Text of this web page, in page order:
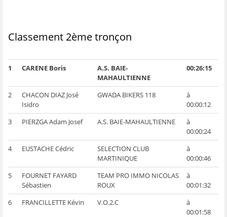
Classement 2ème tronçon
1 CARENE Boris
A.S. BAIE-
MAHAULTIENNE
00:26:15
2
CHACON DIAZ José
Isidro
GWADA BIKERS 118
à
00:00:12
3
PIERZGA Adam Josef A.S. BAIE-MAHAULTIENNE
à
00:00:24
4
EUSTACHE Cédric
SELECTION CLUB
MARTINIQUE
à
00:00:46
5
FOURNET FAYARD
Sébastien
TEAM PRO IMMO NICOLAS
ROUX
à
00:01:32
6
FRANCILLETTE Kévin V.O.2.C
à
00:01:58